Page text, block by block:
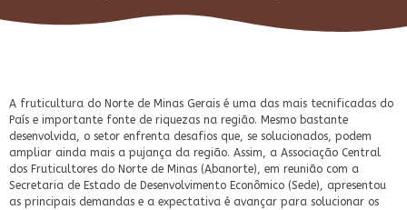
A fruticultura do Norte de Minas Gerais é uma das mais tecnificadas do
País e importante fonte de riquezas na região. Mesmo bastante
desenvolvida, o setor enfrenta desafios que, se solucionados, podem
ampliar ainda mais a pujança da região. Assim, a Associação Central
dos Fruticultores do Norte de Minas (Abanorte), em reunião com a
Secretaria de Estado de Desenvolvimento Econômico (Sede), apresentou
as principais demandas e a expectativa é avançar para solucionar os